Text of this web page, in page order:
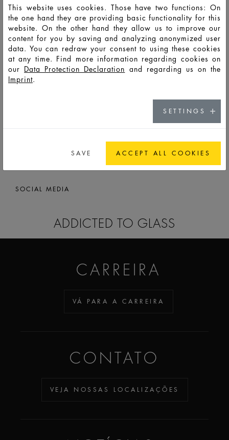
gesputtert wird, erfüllt dieses Kriterium. Ein großer Vorteil
gegenüber anderen Veredelungsvarianten, die keine
ausreichende Transluzenz zulassen.
SOCIAL MEDIA
ADDICTED TO GLASS
CARREIRA
VÁ PARA A CARREIRA
CONTATO
VEJA NOSSAS LOCALIZAÇÕES
This website uses cookies. Those have two functions: On
the one hand they are providing basic functionality for this
website. On the other hand they allow us to improve our
content for you by saving and analyzing anonymized user
data. You can redraw your consent to using these cookies
at any time. Find more information regarding cookies on
our Data Protection Declaration and regarding us on the
Imprint.
SETTINGS
SAVE ACCEPT ALL COOKIES